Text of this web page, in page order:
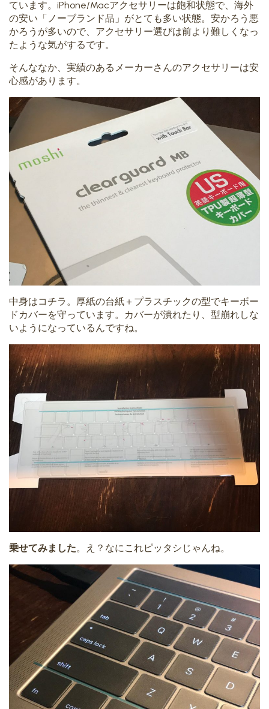
ています。iPhone/Macアクセサリーは飽和状態で、海外
の安い「ノーブランド品」がとても多い状態。安かろう悪
かろうが多いので、アクセサリー選びは前より難しくなっ
たような気がするです。
そんななか、実績のあるメーカーさんのアクセサリーは安
心感があります。
中身はコチラ。厚紙の台紙＋プラスチックの型でキーボー
ドカバーを守っています。カバーが潰れたり、型崩れしな
いようになっているんですね。
乗せてみました。え？なにこれピッタシじゃんね。